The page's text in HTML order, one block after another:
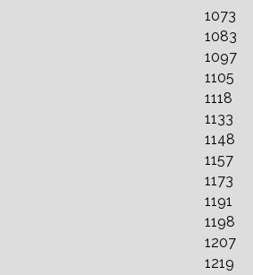
1073
1083
1097
1105
1118
1133
1148
1157
1173
1191
1198
1207
1219